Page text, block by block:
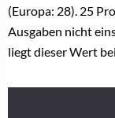
(Europa: 28). 25
Ausgaben nicht
liegt dieser Wert